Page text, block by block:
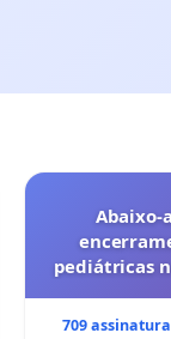
Abaixo-
pediátricas
709